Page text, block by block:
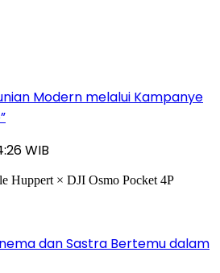
Modern melalui Kampanye
WIB
dan Sastra Bertemu dalam